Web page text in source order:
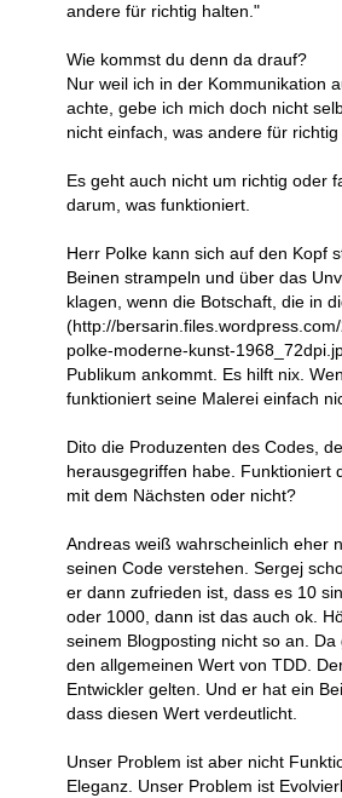
andere für richtig halten."
Wie kommst du denn da drauf?
Nur weil ich in der Kommunikation
achte, gebe ich mich doch nicht
nicht einfach, was andere für richtig
Es geht auch nicht um richtig oder
darum, was funktioniert.
Herr Polke kann sich auf den Kopf
Beinen strampeln und über das
klagen, wenn die Botschaft, die in
(http://
polke-moderne-kunst-
Publikum ankommt. Es hilft nix.
funktioniert seine Malerei einfach
Dito die Produzenten des Codes,
herausgegriffen habe. Funktioniert
mit dem Nächsten oder nicht?
Andreas weiß wahrscheinlich eher
seinen Code verstehen. Sergej
er dann zufrieden ist, dass es 10
oder 1000, dann ist das auch ok.
seinem Blogposting nicht so an.
den allgemeinen Wert von TDD.
Entwickler gelten. Und er hat ein
dass diesen Wert verdeutlicht.
Unser Problem ist aber nicht
Eleganz. Unser Problem ist